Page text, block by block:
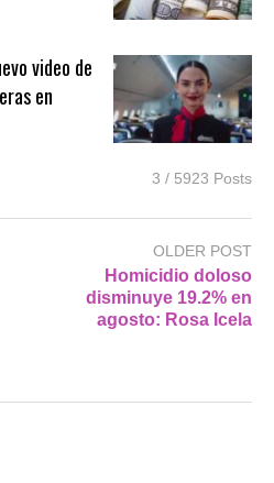
video de
en
3 / 5923 Posts
OLDER POST
Homicidio doloso
disminuye 19.2% en
agosto: Rosa Icela